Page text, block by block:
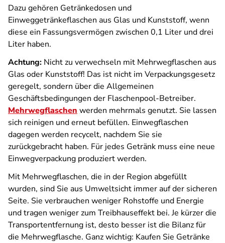
Dazu gehören Getränkedosen und
Einweggetränkeflaschen aus Glas und Kunststoff, wenn
diese ein Fassungs­vermögen zwischen 0,1 Liter und drei
Liter haben.
Achtung: Nicht zu verwechseln mit Mehrwegflaschen aus
Glas oder Kunststoff! Das ist nicht im Verpackungsgesetz
geregelt, sondern über die Allgemeinen
Geschäftsbedingungen der Flaschenpool-Betreiber.
Mehrwegflaschen werden mehrmals genutzt. Sie lassen
sich reinigen und erneut befüllen. Einwegflaschen
dagegen werden recycelt, nachdem Sie sie
zurückgebracht haben. Für jedes Getränk muss eine neue
Einwegverpackung produziert werden.
Mit Mehrwegflaschen, die in der Region abgefüllt
wurden, sind Sie aus Umweltsicht immer auf der sicheren
Seite. Sie verbrauchen weniger Rohstoffe und Energie
und tragen weniger zum Treibhauseffekt bei. Je kürzer die
Transportentfernung ist, desto besser ist die Bilanz für
die Mehrwegflasche. Ganz wichtig: Kaufen Sie Getränke